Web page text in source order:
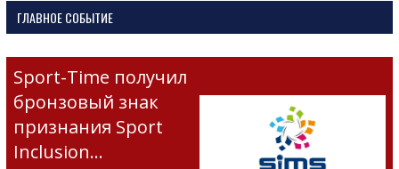
ГЛАВНОЕ СОБЫТИЕ
Sport-Time получил
бронзовый знак
признания Sport
Inclusion…